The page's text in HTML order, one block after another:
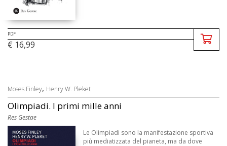
PDF
€ 16,99
Moses Finley, Henry W. Pleket
Olimpiadi. I primi mille anni
Res Gestae
Le Olimpiadi sono la manifestazione sportiva
più mediatizzata del pianeta, ma da dove